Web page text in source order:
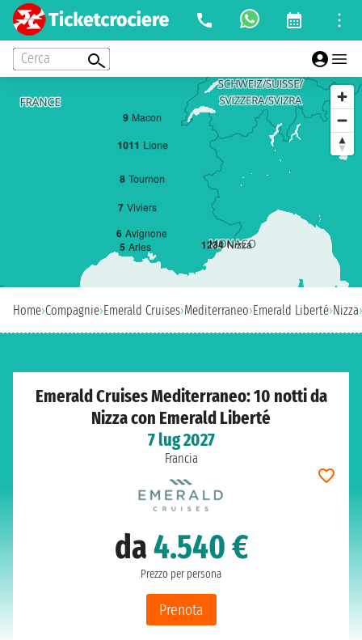
Cerca
1234 Nizza
5 Arles
6 Avignone
7 Viviers
8 Tournon
9 Macon
1011 Lione
Home›Compagnie›Emerald Cruises›Mediterraneo›Emerald Liberté›Nizza›
Emerald Cruises Mediterraneo: 10 notti da
Nizza con Emerald Liberté
7 lug 2027
Francia
da4.540 €
Prezzo per persona
Prenota